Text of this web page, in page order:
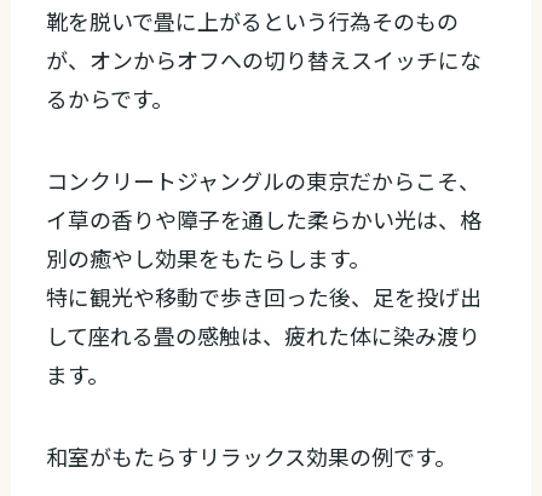
靴を脱いで畳に上がるという行為そのもの
が、オンからオフへの切り替えスイッチにな
るからです。
コンクリートジャングルの東京だからこそ、
イ草の香りや障子を通した柔らかい光は、格
別の癒やし効果をもたらします。
特に観光や移動で歩き回った後、足を投げ出
して座れる畳の感触は、疲れた体に染み渡り
ます。
和室がもたらすリラックス効果の例です。